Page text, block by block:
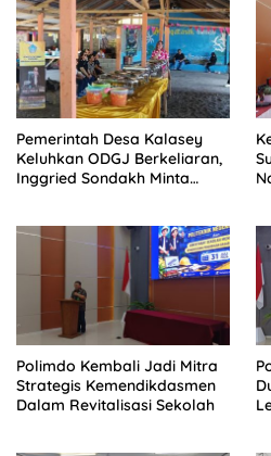
Pemerintah Desa Kalasey
Keluhkan ODGJ Berkeliaran,
Inggried Sondakh Minta
Polimdo Kembali Jadi Mitra
Strategis Kemendikdasmen
Dalam Revitalisasi Sekolah